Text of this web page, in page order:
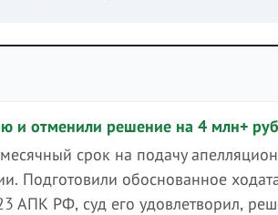
и отменили решение на 4 млн+
срок на подачу
Подготовили обоснованное
АПК РФ, суд его удовлетворил,